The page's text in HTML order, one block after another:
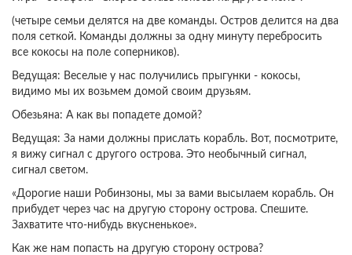
(четыре семьи делятся на две команды. Остров делится на два
поля сеткой. Команды должны за одну минуту перебросить
все кокосы на поле соперников).
Ведущая: Веселые у нас получились прыгунки - кокосы,
видимо мы их возьмем домой своим друзьям.
Обезьяна: А как вы попадете домой?
Ведущая: За нами должны прислать корабль. Вот, посмотрите,
я вижу сигнал с другого острова. Это необычный сигнал,
сигнал светом.
«Дорогие наши Робинзоны, мы за вами высылаем корабль. Он
прибудет через час на другую сторону острова. Спешите.
Захватите что-нибудь вкусненькое».
Как же нам попасть на другую сторону острова?